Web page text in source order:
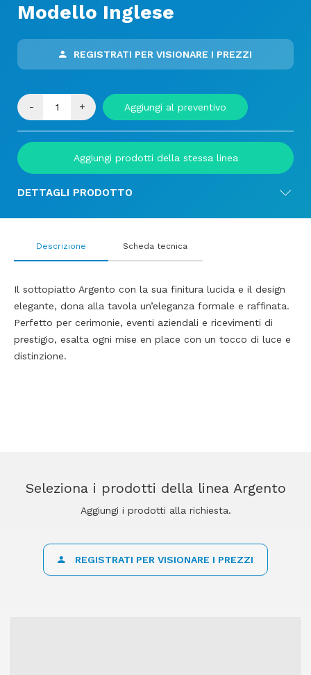
Modello Inglese
REGISTRATI PER VISIONARE I PREZZI
- + Aggiungi al preventivo
Aggiungi prodotti della stessa linea
DETTAGLI PRODOTTO
Descrizione
Il sottopiatto Argento con la sua finitura lucida e il design
elegante, dona alla tavola un’eleganza formale e raffinata.
Perfetto per cerimonie, eventi aziendali e ricevimenti di
prestigio, esalta ogni mise en place con un tocco di luce e
distinzione.
Scheda tecnica
Seleziona i prodotti della linea Argento
Aggiungi i prodotti alla richiesta.
REGISTRATI PER VISIONARE I PREZZI